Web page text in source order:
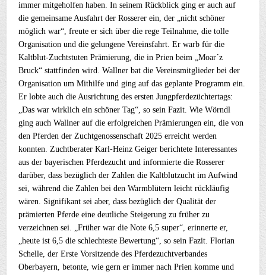
immer mitgeholfen haben. In seinem Rückblick ging er auch auf
die gemeinsame Ausfahrt der Rosserer ein, der „nicht schöner
möglich war“, freute er sich über die rege Teilnahme, die tolle
Organisation und die gelungene Vereinsfahrt. Er warb für die
Kaltblut-Zuchtstuten Prämierung, die in Prien beim „Moar´z
Bruck“ stattfinden wird. Wallner bat die Vereinsmitglieder bei der
Organisation um Mithilfe und ging auf das geplante Programm ein.
Er lobte auch die Ausrichtung des ersten Jungpferdezüchtertags:
„Das war wirklich ein schöner Tag“, so sein Fazit. Wie Wörndl
ging auch Wallner auf die erfolgreichen Prämierungen ein, die von
den Pferden der Zuchtgenossenschaft 2025 erreicht werden
konnten. Zuchtberater Karl-Heinz Geiger berichtete Interessantes
aus der bayerischen Pferdezucht und informierte die Rosserer
darüber, dass bezüglich der Zahlen die Kaltblutzucht im Aufwind
sei, während die Zahlen bei den Warmblütern leicht rückläufig
wären. Signifikant sei aber, dass bezüglich der Qualität der
prämierten Pferde eine deutliche Steigerung zu früher zu
verzeichnen sei. „Früher war die Note 6,5 super“, erinnerte er,
„heute ist 6,5 die schlechteste Bewertung“, so sein Fazit. Florian
Schelle, der Erste Vorsitzende des Pferdezuchtverbandes
Oberbayern, betonte, wie gern er immer nach Prien komme und